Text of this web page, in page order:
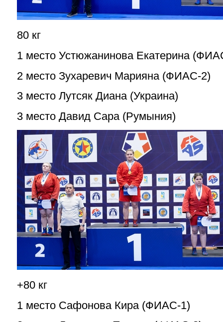
80 кг
1 место Устюжанинова Екатерина
2 место Зухаревич Марияна (ФИАС-2)
3 место Лутсяк Диана (Украина)
3 место Давид Сара (Румыния)
+80 кг
1 место Сафонова Кира (ФИАС-1)